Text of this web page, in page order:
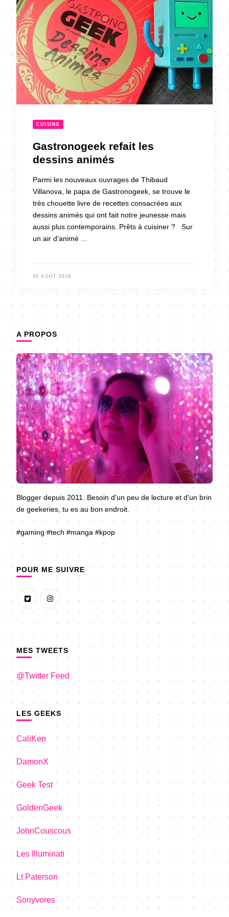
CUISINE
Gastronogeek refait les
dessins animés
Parmi les nouveaux ouvrages de Thibaud
Villanova, le papa de Gastronogeek, se trouve le
très chouette livre de recettes consacrées aux
dessins animés qui ont fait notre jeunesse mais
aussi plus contemporains. Prêts à cuisiner ? Sur
un air d’animé …
30 AOÛT 2018
A PROPOS
Blogger depuis 2011. Besoin d'un peu de lecture et d'un brin
de geekeries, tu es au bon endroit.
#gaming #tech #manga #kpop
POUR ME SUIVRE
MES TWEETS
@Twitter Feed
LES GEEKS
CaliKen
DamonX
Geek Test
GoldenGeek
JohnCouscous
Les Illuminati
Lt Paterson
Sonyvores